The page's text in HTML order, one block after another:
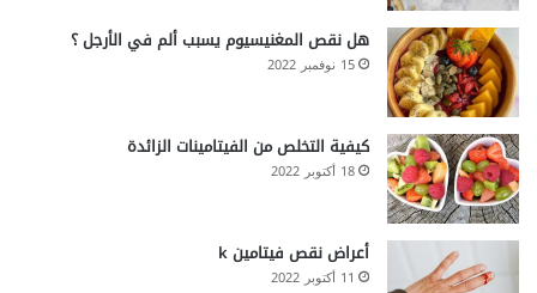
هل نقص المغنيسيوم يسبب ألم في الأرجل ؟
15 نوفمبر 2022
كيفية التخلص من الفيتامينات الزائدة
18 أكتوبر 2022
أعراض نقص فيتامين k
11 أكتوبر 2022